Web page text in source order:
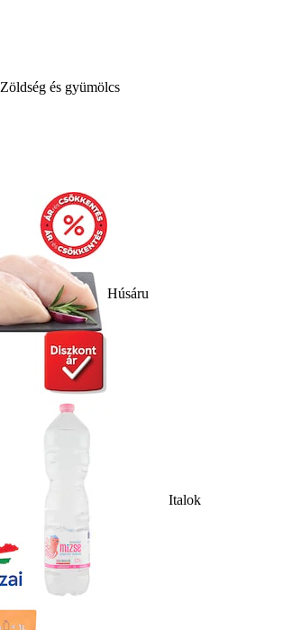
Zöldség és gyümölcs
Húsáru
Italok